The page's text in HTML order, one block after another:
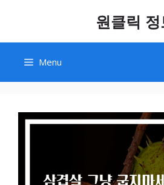
content
원클릭
Menu